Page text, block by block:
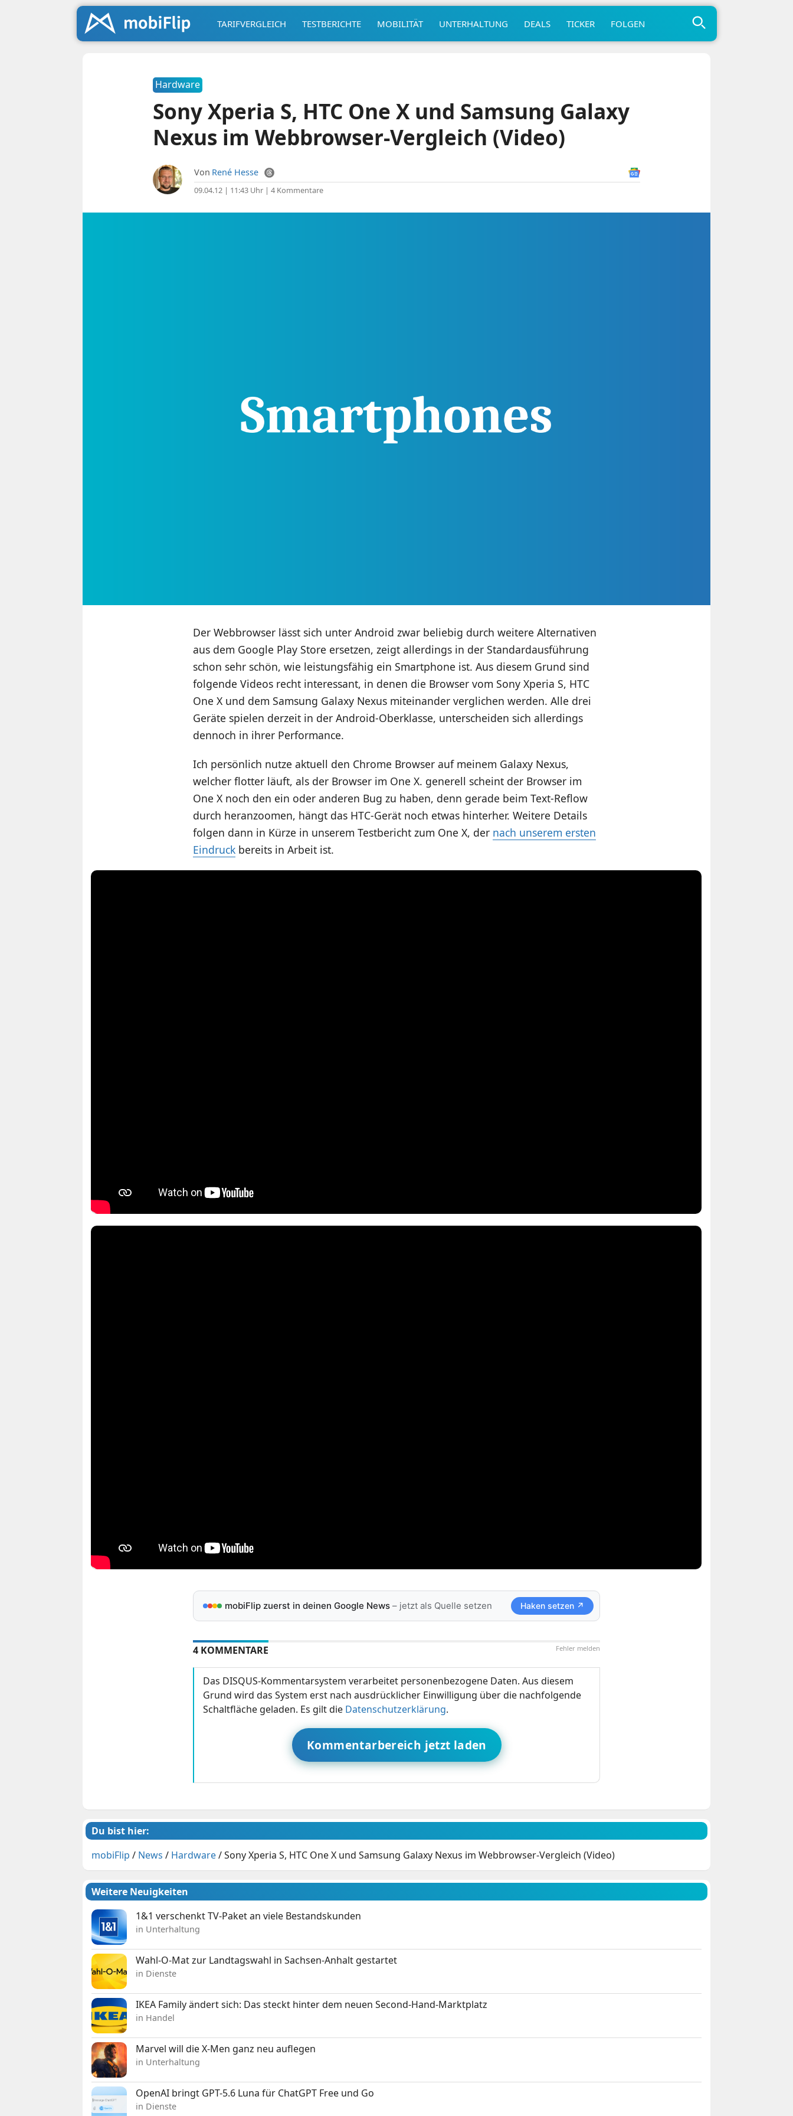
TARIFVERGLEICH TESTBERICHTE MOBILITÄT UNTERHALTUNG DEALS TICKER FOLGEN
Hardware
Sony Xperia S, HTC One X und Samsung Galaxy
Nexus im Webbrowser-Vergleich (Video)
Von René Hesse
09.04.12 | 11:43 Uhr| 4 Kommentare
Der Webbrowser lässt sich unter Android zwar beliebig durch weitere Alternativen
aus dem Google Play Store ersetzen, zeigt allerdings in der Standardausführung
schon sehr schön, wie leistungsfähig ein Smartphone ist. Aus diesem Grund sind
folgende Videos recht interessant, in denen die Browser vom Sony Xperia S, HTC
One X und dem Samsung Galaxy Nexus miteinander verglichen werden. Alle drei
Geräte spielen derzeit in der Android-Oberklasse, unterscheiden sich allerdings
dennoch in ihrer Performance.
Ich persönlich nutze aktuell den Chrome Browser auf meinem Galaxy Nexus,
welcher flotter läuft, als der Browser im One X. generell scheint der Browser im
One X noch den ein oder anderen Bug zu haben, denn gerade beim Text-Reflow
durch heranzoomen, hängt das HTC-Gerät noch etwas hinterher. Weitere Details
folgen dann in Kürze in unserem Testbericht zum One X, der nach unserem ersten
Eindruckbereits in Arbeit ist.
mobiFlip zuerst in deinen Google News– jetzt als Quelle setzen Haken setzen ↗
Fehler melden
4 KOMMENTARE
Das DISQUS-Kommentarsystem verarbeitet personenbezogene Daten. Aus diesem
Grund wird das System erst nach ausdrücklicher Einwilligung über die nachfolgende
Schaltfläche geladen. Es gilt die Datenschutzerklärung.
Kommentarbereich jetzt laden
Du bist hier:
mobiFlip / News / Hardware/Sony Xperia S, HTC One X und Samsung Galaxy Nexus im Webbrowser-Vergleich (Video)
Weitere Neuigkeiten
1&1 verschenkt TV-Paket an viele Bestandskunden
in Unterhaltung
Wahl-O-Mat zur Landtagswahl in Sachsen-Anhalt gestartet
in Dienste
IKEA Family ändert sich: Das steckt hinter dem neuen Second-Hand-Marktplatz
in Handel
Marvel will die X-Men ganz neu auflegen
in Unterhaltung
OpenAI bringt GPT-5.6 Luna für ChatGPT Free und Go
in Dienste